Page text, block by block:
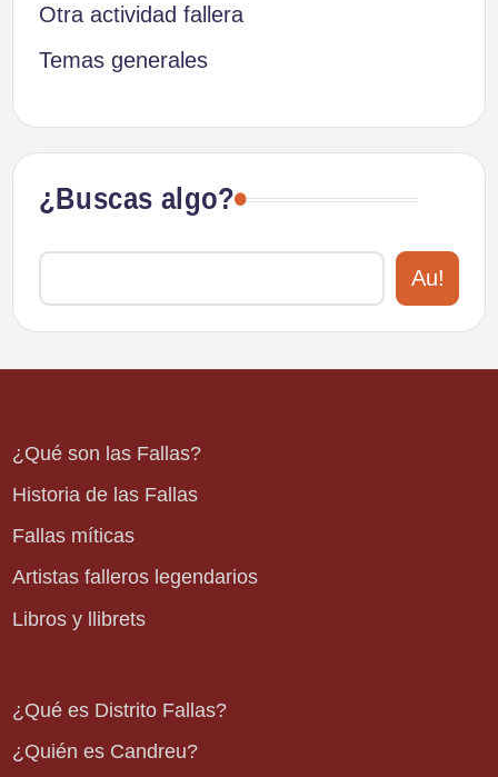
Otra actividad fallera
Temas generales
¿Buscas algo?
Au!
¿Qué son las Fallas?
Historia de las Fallas
Fallas míticas
Artistas falleros legendarios
Libros y llibrets
¿Qué es Distrito Fallas?
¿Quién es Candreu?